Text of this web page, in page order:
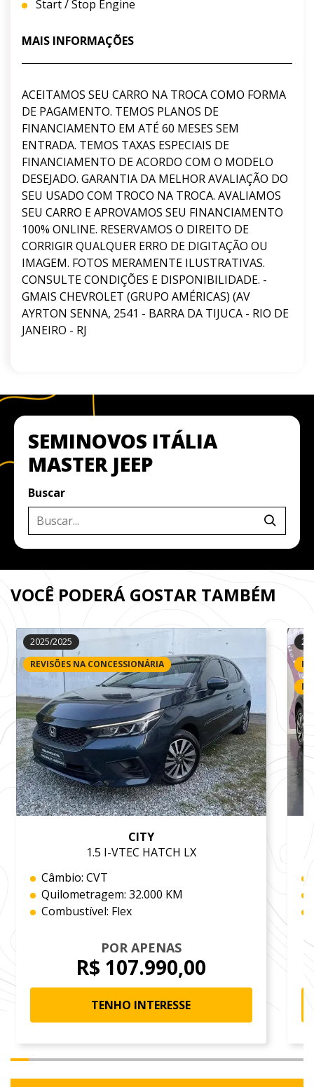
Start / Stop Engine
MAIS INFORMAÇÕES
ACEITAMOS SEU CARRO NA TROCA COMO FORMA
DE PAGAMENTO. TEMOS PLANOS DE
FINANCIAMENTO EM ATÉ 60 MESES SEM
ENTRADA. TEMOS TAXAS ESPECIAIS DE
FINANCIAMENTO DE ACORDO COM O MODELO
DESEJADO. GARANTIA DA MELHOR AVALIAÇÃO DO
SEU USADO COM TROCO NA TROCA. AVALIAMOS
SEU CARRO E APROVAMOS SEU FINANCIAMENTO
100% ONLINE. RESERVAMOS O DIREITO DE
CORRIGIR QUALQUER ERRO DE DIGITAÇÃO OU
IMAGEM. FOTOS MERAMENTE ILUSTRATIVAS.
CONSULTE CONDIÇÕES E DISPONIBILIDADE. -
GMAIS CHEVROLET (GRUPO AMÉRICAS) (AV
AYRTON SENNA, 2541 - BARRA DA TIJUCA - RIO DE
JANEIRO - RJ
SEMINOVOS ITÁLIA
MASTER JEEP
Buscar
VOCÊ PODERÁ GOSTAR TAMBÉM
2025/2025
REVISÕES NA CONCESSIONÁRIA
CITY
1.5 I-VTEC HATCH LX
Câmbio: CVT
Quilometragem: 32.000 KM
Combustível: Flex
POR APENAS
R$ 107.990,00
TENHO INTERESSE